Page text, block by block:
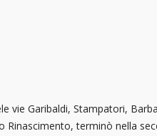
vie Garibaldi, Stampatori,
terminò nella